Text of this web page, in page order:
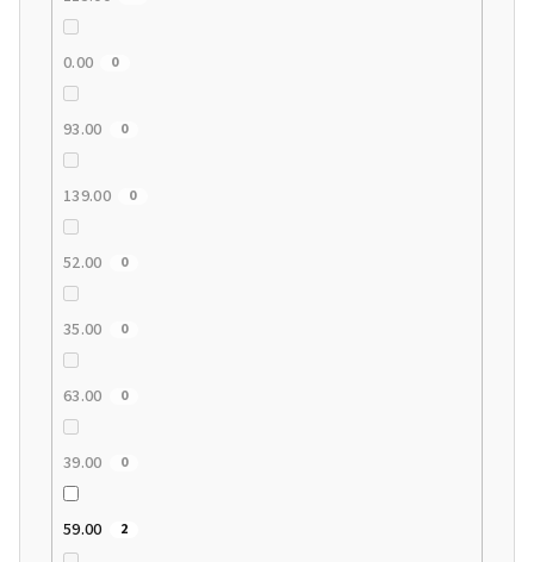
0.00 0
93.00 0
139.00 0
52.00 0
35.00 0
63.00 0
39.00 0
59.00 2